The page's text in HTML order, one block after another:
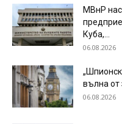
МВнР
Куба,...
06.08.2026
вълна от
06.08.2026